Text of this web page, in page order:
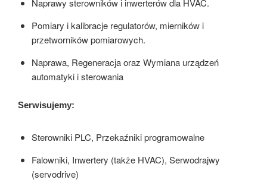
Naprawy sterowników i inwerterów dla HVAC.
Pomiary i kalibracje regulatorów, mierników i
przetworników pomiarowych.
Naprawa, Regeneracja oraz Wymiana urządzeń
automatyki i sterowania
Serwisujemy:
Sterowniki PLC, Przekaźniki programowalne
Falowniki, Inwertery (także HVAC), Serwodrajwy
(servodrive)